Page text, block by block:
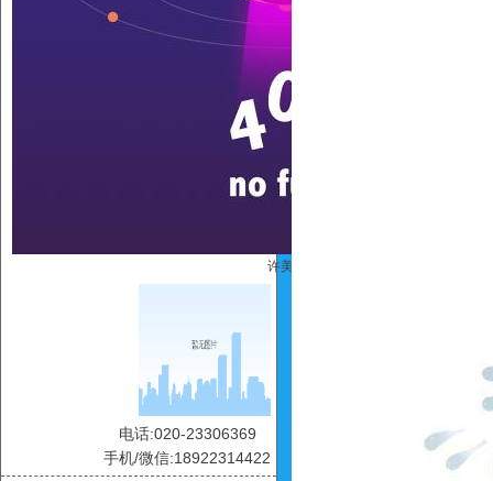
许美玲
电话:020-23306369
手机/微信:18922314422